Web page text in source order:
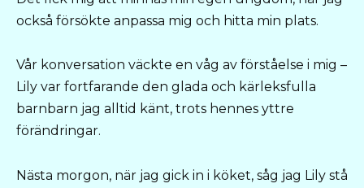
också försökte anpassa mig och hitta min plats.
Vår konversation väckte en våg av förståelse i mig –
Lily var fortfarande den glada och kärleksfulla
barnbarn jag alltid känt, trots hennes yttre
förändringar.
Nästa morgon, när jag gick in i köket, såg jag Lily stå